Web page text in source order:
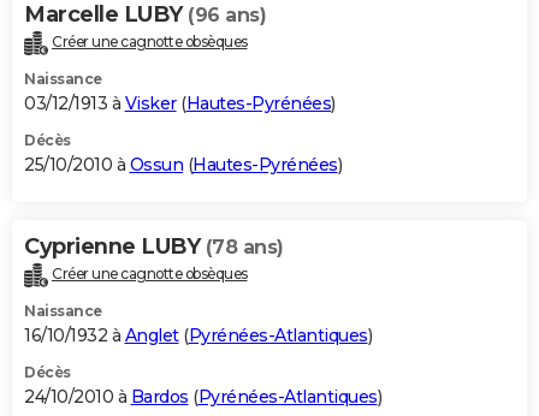
Marcelle LUBY (96 ans)
Créer une cagnotte obsèques
Naissance
03/12/1913 à Visker(Hautes-Pyrénées)
Décès
25/10/2010 à Ossun (Hautes-Pyrénées)
Cyprienne LUBY (78 ans)
Créer une cagnotte obsèques
Naissance
16/10/1932 à Anglet(Pyrénées-Atlantiques)
Décès
24/10/2010 à Bardos (Pyrénées-Atlantiques)